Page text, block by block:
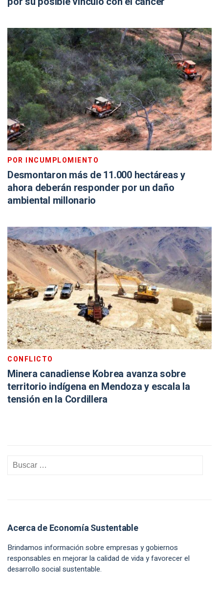
POR INCUMPLOMIENTO
Desmontaron más de 11.000 hectáreas y
ahora deberán responder por un daño
ambiental millonario
CONFLICTO
Minera canadiense Kobrea avanza sobre
territorio indígena en Mendoza y escala la
tensión en la Cordillera
Acerca de Economía Sustentable
Brindamos información sobre empresas y gobiernos
responsables en mejorar la calidad de vida y favorecer el
desarrollo social sustentable.